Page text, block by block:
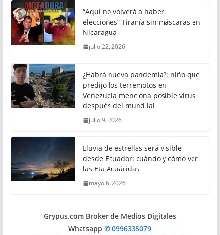
“Aquí no volverá a haber
elecciones” Tiranía sin máscaras en
Nicaragua
julio 22, 2026
¿Habrá nueva pandemia?: niño que
predijo los terremotos en
Venezuela menciona posible virus
después del mund ial
julio 9, 2026
Lluvia de estrellas será visible
desde Ecuador: cuándo y cómo ver
las Eta Acuáridas
mayo 6, 2026
Grypus.com Broker de Medios Digitales
Whatsapp✆ 0996335079